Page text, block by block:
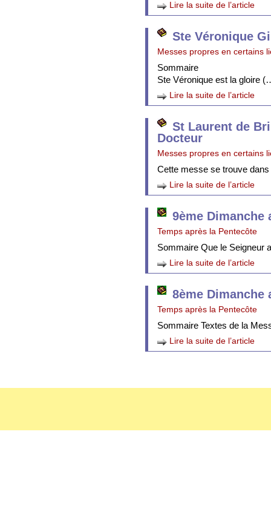
Lire la suite de l’article
Ste Véronique
Messes propres en certains
Sommaire
Ste Véronique est la gloire
Lire la suite de l’article
St Laurent de
Docteur
Messes propres en certains
Cette messe se trouve
Lire la suite de l’article
9ème Dimanche
Temps après la Pentecôte
Sommaire Que le Seigneur
Lire la suite de l’article
8ème Dimanche
Temps après la Pentecôte
Sommaire Textes de la
Lire la suite de l’article